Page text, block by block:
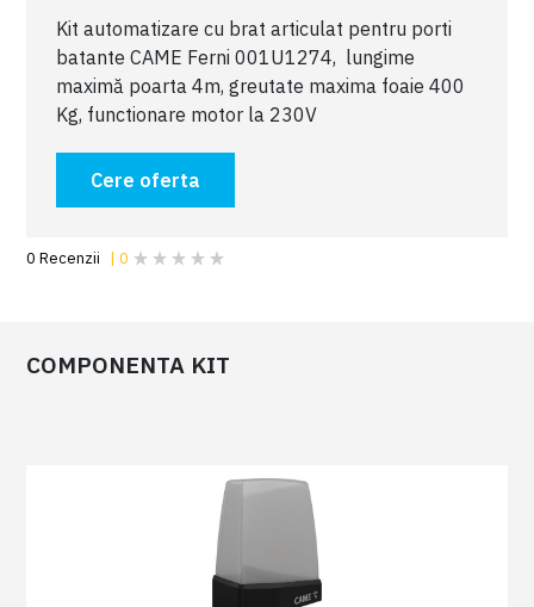
Kit automatizare cu brat articulat pentru porti
batante CAME Ferni 001U1274, lungime
maximă poarta 4m, greutate maxima foaie 400
Kg, functionare motor la 230V
Cere oferta
COMPONENTA KIT